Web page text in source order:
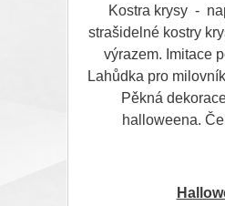
Kostra krysy -
strašidelné kostry
výrazem. Imitace
Lahůdka pro
Pěkná
halloweena.